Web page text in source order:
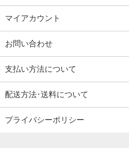
マイアカウント
お問い合わせ
支払い方法について
配送方法･送料について
プライバシーポリシー